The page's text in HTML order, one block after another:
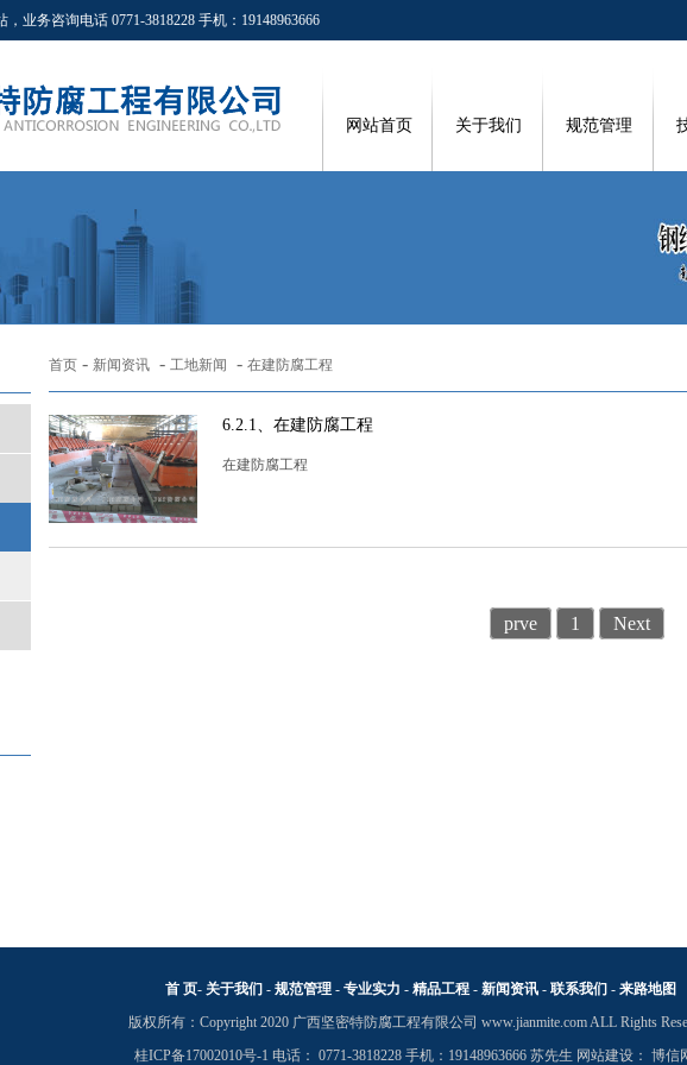
业务咨询电话 0771-3818228 手机：19148963666
网站首页 关于我们 规范管理
首页 - 新闻资讯 - 工地新闻 - 在建防腐工程
6.2.1、在建防腐工程
在建防腐工程
prve 1 Next
首 页- 关于我们 - 规范管理 - 专业实力 - 精品工程 - 新闻资讯 - 联系我们 - 来路地图
版权所有：Copyright 2020 广西坚密特防腐工程有限公司 www.jianmite.com ALL Rights
桂ICP备17002010号-1 电话： 0771-3818228 手机：19148963666 苏先生 网站建设： 博信